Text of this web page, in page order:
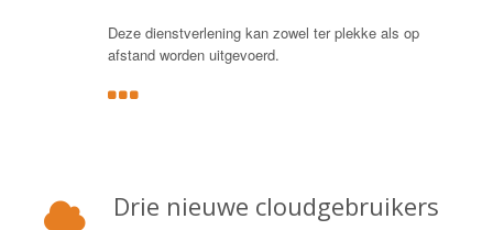
Deze dienstverlening kan zowel ter plekke als op
afstand worden uitgevoerd.
Drie nieuwe cloudgebruikers